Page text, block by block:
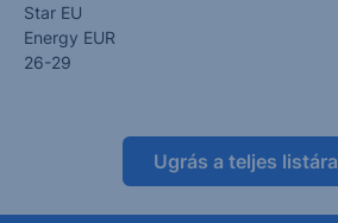
Star EU
Energy EUR
26-29
Ugrás a teljes listára